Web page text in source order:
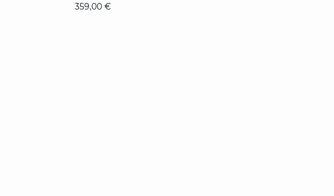
359,00 €
XS